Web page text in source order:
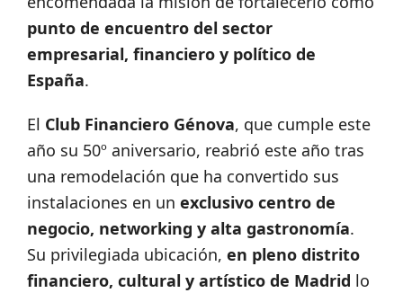
punto de encuentro del sector
empresarial, financiero y político de
España.
El Club Financiero Génova, que cumple este
año su 50º aniversario, reabrió este año tras
una remodelación que ha convertido sus
instalaciones en un exclusivo centro de
negocio, networking y alta gastronomía.
Su privilegiada ubicación, en pleno distrito
financiero, cultural y artístico de Madrid lo